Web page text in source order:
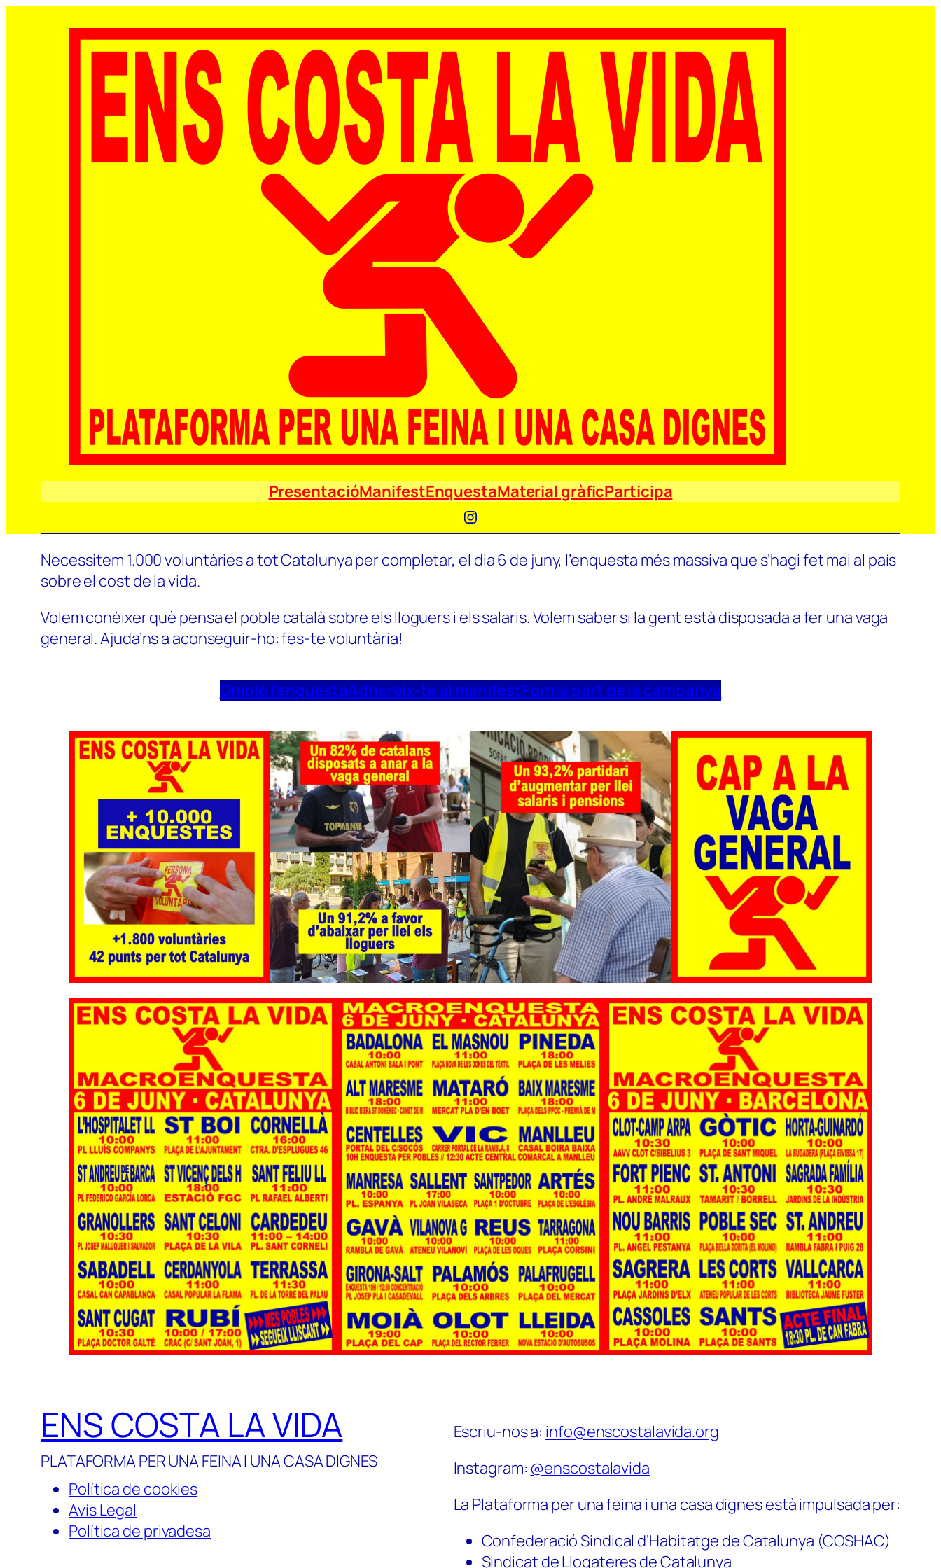
PresentacióManifestEnquestaMaterial gràficParticipa
Instagram
Necessitem 1.000 voluntàries a tot Catalunya per completar, el dia 6 de juny, l’enquesta més massiva que s’hagi fet mai al país
sobre el cost de la vida.
Volem conèixer què pensa el poble català sobre els lloguers i els salaris. Volem saber si la gent està disposada a fer una vaga
general. Ajuda’ns a aconseguir-ho: fes-te voluntària!
Omple l’enquestaAdhereix-te al manifestForma part de la campanya
ENS COSTA LA VIDA
PLATAFORMA PER UNA FEINA I UNA CASA DIGNES
Política de cookies
Avís Legal
Política de privadesa
Escriu-nos a: info@enscostalavida.org
Instagram: @enscostalavida
La Plataforma per una feina i una casa dignes està impulsada per:
Confederació Sindical d’Habitatge de Catalunya (COSHAC)
Sindicat de Llogateres de Catalunya